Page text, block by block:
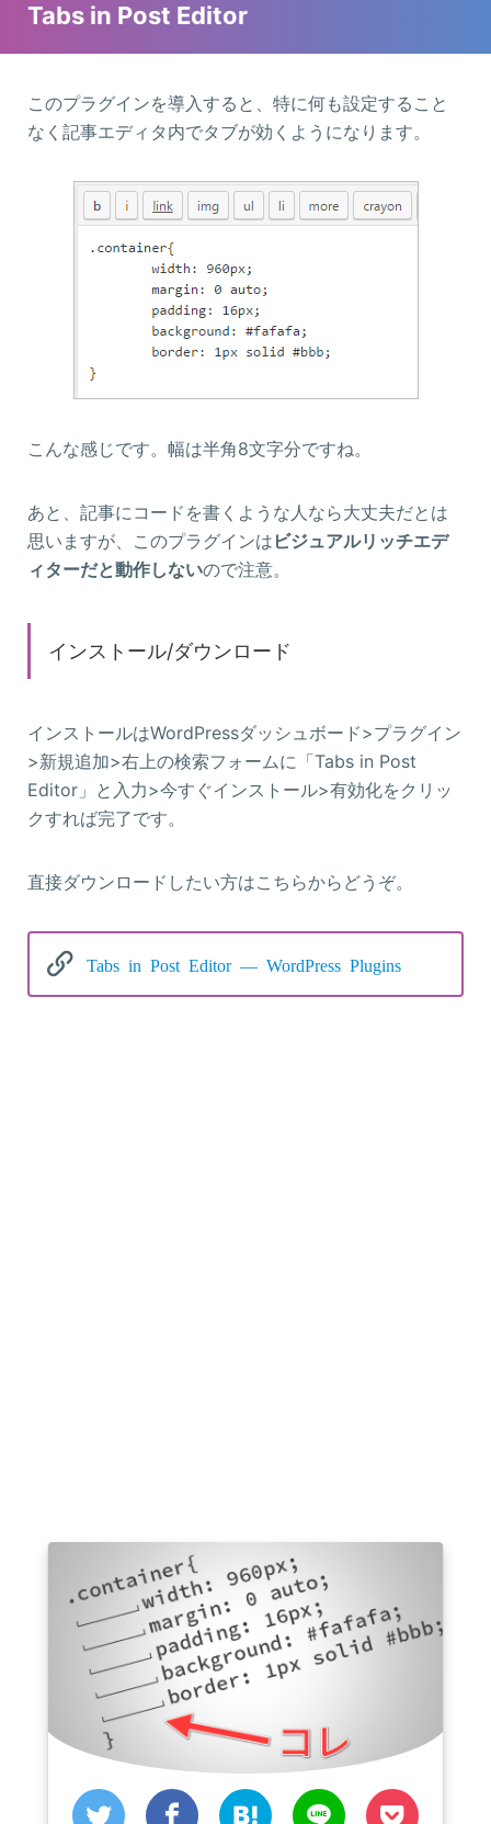
Tabs in Post Editor
このプラグインを導入すると、特に何も設定すること
なく記事エディタ内でタブが効くようになります。
こんな感じです。幅は半角8文字分ですね。
あと、記事にコードを書くような人なら大丈夫だとは
思いますが、このプラグインは ビジュアルリッチエデ
ィターだと動作しないので注意。
インストール/ダウンロード
インストールはWordPressダッシュボード>プラグイン
>新規追加>右上の検索フォームに「Tabs in Post
Editor」と入力>今すぐインストール>有効化をクリッ
クすれば完了です。
直接ダウンロードしたい方はこちらからどうぞ。
Tabs in Post Editor — WordPress Plugins